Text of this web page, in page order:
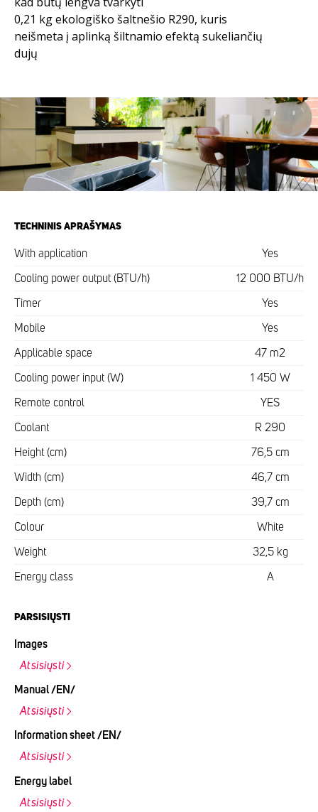
0,21 kg ekologiško šaltnešio R290, kuris
neišmeta į aplinką šiltnamio efektą sukeliančių
dujų
TECHNINIS APRAŠYMAS
With application Yes
Cooling power output (BTU/h) 12 000 BTU/h
Timer Yes
Mobile Yes
Applicable space 47 m2
Cooling power input (W) 1 450 W
Remote control YES
Coolant R 290
Height (cm) 76,5 cm
Width (cm) 46,7 cm
Depth (cm) 39,7 cm
Colour White
Weight 32,5 kg
Energy class A
PARSISIŲSTI
Images
Atsisiųsti
Manual /EN/
Atsisiųsti
Information sheet /EN/
Atsisiųsti
Energy label
Atsisiųsti